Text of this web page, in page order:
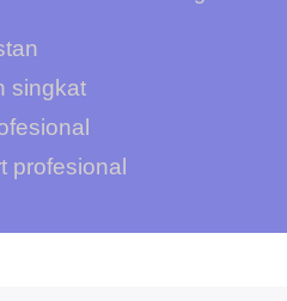
singkat
profesional